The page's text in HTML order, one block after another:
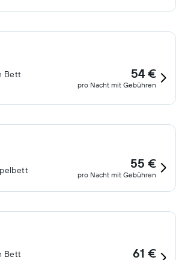
Bett
54 €
pro Nacht mit Gebühren
55 €
pro Nacht mit Gebühren
Bett
61 €